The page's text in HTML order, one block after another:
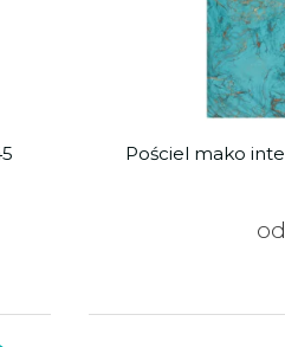
Pościel mako
od